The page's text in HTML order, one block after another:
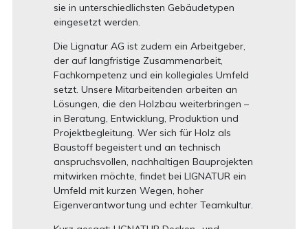
sie in unterschiedlichsten Gebäudetypen
eingesetzt werden.
Die Lignatur AG ist zudem ein Arbeitgeber,
der auf langfristige Zusammenarbeit,
Fachkompetenz und ein kollegiales Umfeld
setzt. Unsere Mitarbeitenden arbeiten an
Lösungen, die den Holzbau weiterbringen –
in Beratung, Entwicklung, Produktion und
Projektbegleitung. Wer sich für Holz als
Baustoff begeistert und an technisch
anspruchsvollen, nachhaltigen Bauprojekten
mitwirken möchte, findet bei LIGNATUR ein
Umfeld mit kurzen Wegen, hoher
Eigenverantwortung und echter Teamkultur.